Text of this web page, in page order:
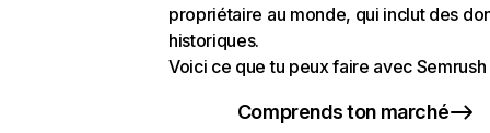
propriétaire au monde, qui inclut des
historiques.
Voici ce que tu peux faire avec Semrush
Comprends ton marché